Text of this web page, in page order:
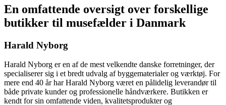
En omfattende oversigt over forskellige
butikker til musefælder i Danmark
Harald Nyborg
Harald Nyborg er en af de mest velkendte danske forretninger, der
specialiserer sig i et bredt udvalg af byggematerialer og værktøj. For
mere end 40 år har Harald Nyborg været en pålidelig leverandør til
både private kunder og professionelle håndværkere. Butikken er
kendt for sin omfattende viden, kvalitetsprodukter og